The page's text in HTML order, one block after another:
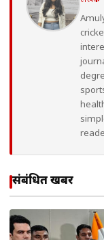
संबंधित खबरें